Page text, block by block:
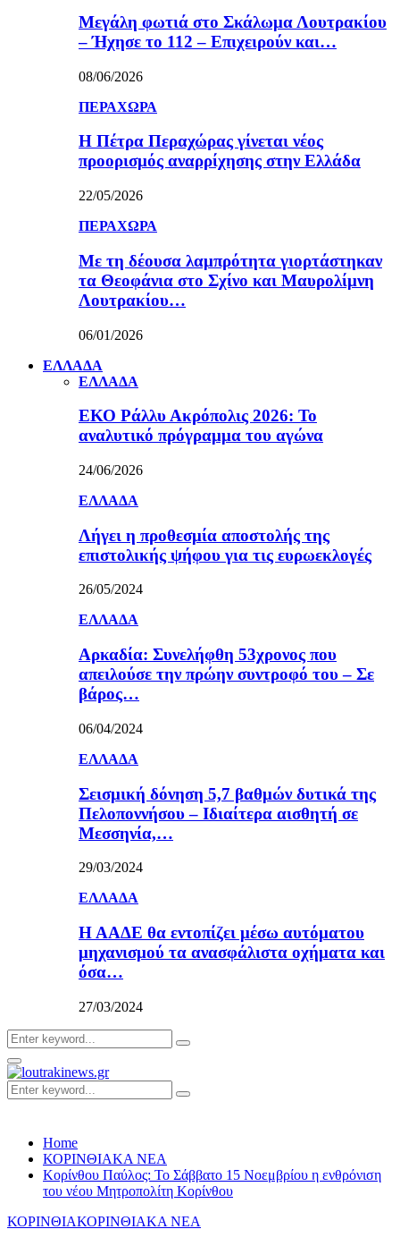
Μεγάλη φωτιά στο Σκάλωμα Λουτρακίου
– Ήχησε το 112 – Επιχειρούν και…
08/06/2026
ΠΕΡΑΧΩΡΑ
Η Πέτρα Περαχώρας γίνεται νέος
προορισμός αναρρίχησης στην Ελλάδα
22/05/2026
ΠΕΡΑΧΩΡΑ
Με τη δέουσα λαμπρότητα γιορτάστηκαν
τα Θεοφάνια στο Σχίνο και Μαυρολίμνη
Λουτρακίου…
06/01/2026
ΕΛΛΑΔΑ
ΕΛΛΑΔΑ
ΕΚΟ Ράλλυ Ακρόπολις 2026: Το
αναλυτικό πρόγραμμα του αγώνα
24/06/2026
ΕΛΛΑΔΑ
Λήγει η προθεσμία αποστολής της
επιστολικής ψήφου για τις ευρωεκλογές
26/05/2024
ΕΛΛΑΔΑ
Αρκαδία: Συνελήφθη 53χρονος που
απειλούσε την πρώην συντροφό του – Σε
βάρος…
06/04/2024
ΕΛΛΑΔΑ
Σεισμική δόνηση 5,7 βαθμών δυτικά της
Πελοποννήσου – Ιδιαίτερα αισθητή σε
Μεσσηνία,…
29/03/2024
ΕΛΛΑΔΑ
Η ΑΑΔΕ θα εντοπίζει μέσω αυτόματου
μηχανισμού τα ανασφάλιστα οχήματα και
όσα…
27/03/2024
Search
for:
Search
Primary
Menu
Search
for:
Search
Home
ΚΟΡΙΝΘΙΑΚΑ ΝΕΑ
Κορίνθου Παύλος: Το Σάββατο 15 Νοεμβρίου η ενθρόνιση
του νέου Μητροπολίτη Κορίνθου
ΚΟΡΙΝΘΙΑΚΟΡΙΝΘΙΑΚΑ ΝΕΑ